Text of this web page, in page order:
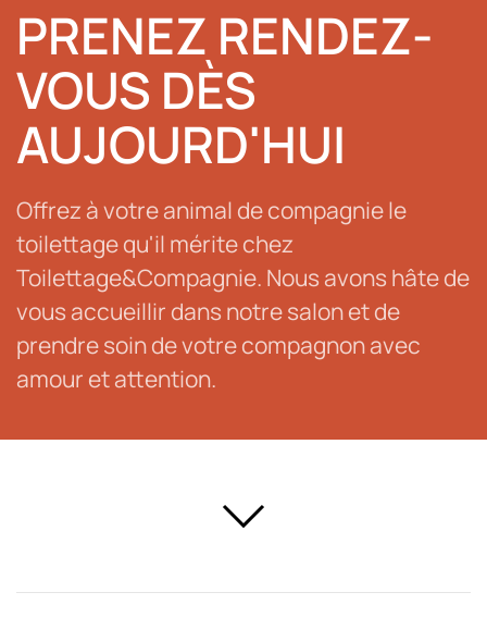
PRENEZ RENDEZ-
VOUS DÈS
AUJOURD'HUI
Offrez à votre animal de compagnie le
toilettage qu'il mérite chez
Toilettage&Compagnie. Nous avons hâte de
vous accueillir dans notre salon et de
prendre soin de votre compagnon avec
amour et attention.